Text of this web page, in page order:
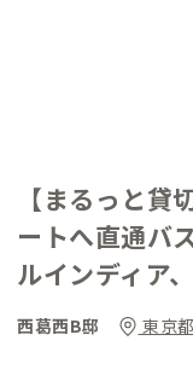
【まるっと
ートへ直通バ
ルインディア
西葛西B邸 東京都